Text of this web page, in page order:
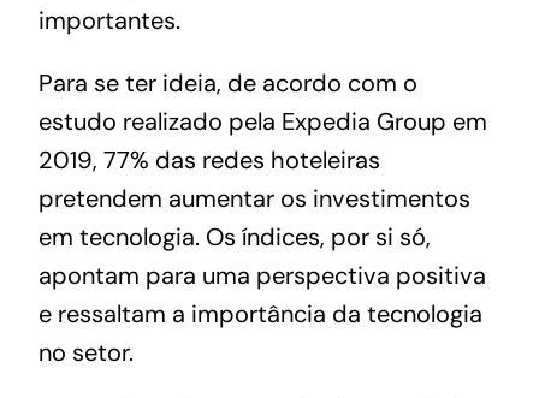
importantes.
Para se ter ideia, de acordo com o
estudo realizado pela Expedia Group em
2019, 77% das redes hoteleiras
pretendem aumentar os investimentos
em tecnologia. Os índices, por si só,
apontam para uma perspectiva positiva
e ressaltam a importância da tecnologia
no setor.